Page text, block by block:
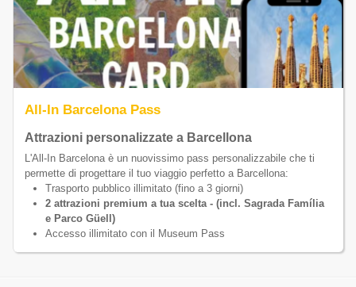
All-In Barcelona Pass
Attrazioni personalizzate a Barcellona
L'All-In Barcelona è un nuovissimo pass personalizzabile che ti
permette di progettare il tuo viaggio perfetto a Barcellona:
Trasporto pubblico illimitato (fino a 3 giorni)
2 attrazioni premium a tua scelta - (incl. Sagrada Família
e Parco Güell)
Accesso illimitato con il Museum Pass